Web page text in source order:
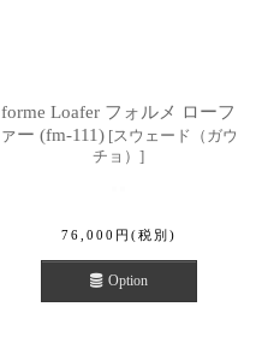
forme Loafer フォルメ ローフ
ァー (fm-111) [スウェード（ガウ
チョ） ]
76,000 円 (税別)
Option